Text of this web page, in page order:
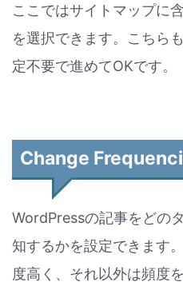
ここではサイトマップに
を選択できます。こちら
定不要で進めてOKです。
Change
WordPressの記事をどの
知するかを設定できます
度高く、それ以外は頻度